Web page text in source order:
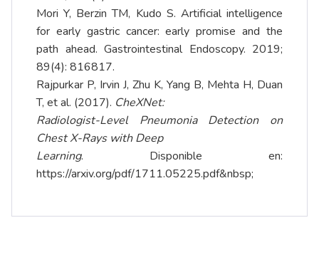
Mori Y, Berzin TM, Kudo S. Artificial intelligence
for early gastric cancer: early promise and the
path ahead. Gastrointestinal Endoscopy. 2019;
89(4): 816817.
Rajpurkar P, Irvin J, Zhu K, Yang B, Mehta H, Duan
T, et al. (2017). CheXNet:
Radiologist-Level Pneumonia Detection on
Chest X-Rays with Deep
Learning. Disponible en:
https://arxiv.org/pdf/1711.05225.pdf&nbsp;